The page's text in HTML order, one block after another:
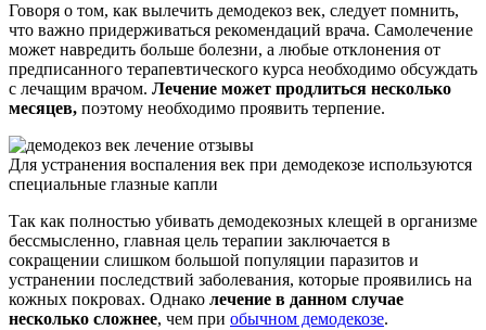
Говоря о том, как вылечить демодекоз век, следует помнить,
что важно придерживаться рекомендаций врача. Самолечение
может навредить больше болезни, а любые отклонения от
предписанного терапевтического курса необходимо обсуждать
с лечащим врачом. Лечение может продлиться несколько
месяцев, поэтому необходимо проявить терпение.
Для устранения воспаления век при демодекозе используются
специальные глазные капли
Так как полностью убивать демодекозных клещей в организме
бессмысленно, главная цель терапии заключается в
сокращении слишком большой популяции паразитов и
устранении последствий заболевания, которые проявились на
кожных покровах. Однако лечение в данном случае
несколько сложнее, чем при обычном демодекозе.